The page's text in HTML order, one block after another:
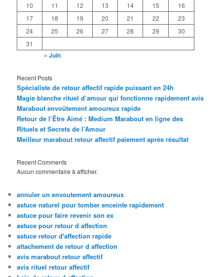
10
11 12 13 14 15
16
17
18 19 20 21 22
23
24
25 26 27 28 29
30
31
« Juin
Recent Posts
Spécialiste de retour affectif rapide puissant en 24h
Magie blanche rituel d’amour qui fonctionne rapidement avis
Marabout envoûtement amoureux rapide
Retour de l’Être Aimé : Medium Marabout en ligne des
Rituels et Secrets de l’Amour
Meilleur marabout retour affectif paiement après résultat
Recent Comments
Aucun commentaire à afficher.
annuler un envoutement amoureux
astuce naturel pour tomber enceinte rapidement
astuce pour faire revenir son ex
astuce pour retour d affection
astuce retour d'affection rapide
attachement de retour d affection
avis marabout retour affectif
avis rituel retour affectif